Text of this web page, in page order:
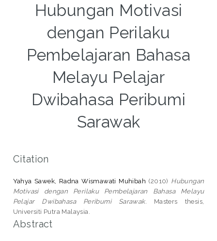
Hubungan Motivasi
dengan Perilaku
Pembelajaran Bahasa
Melayu Pelajar
Dwibahasa Peribumi
Sarawak
Citation
Yahya Sawek, Radna Wismawati Muhibah (2010) Hubungan
Motivasi dengan Perilaku Pembelajaran Bahasa Melayu
Pelajar Dwibahasa Peribumi Sarawak. Masters thesis,
Universiti Putra Malaysia.
Abstract